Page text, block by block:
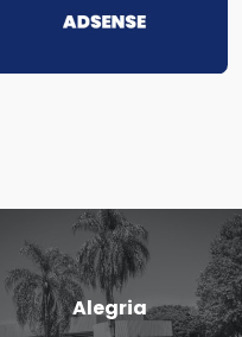
Alegria